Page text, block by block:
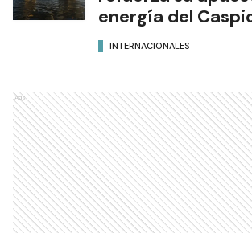
energía del
INTERNACIONALES
Ads